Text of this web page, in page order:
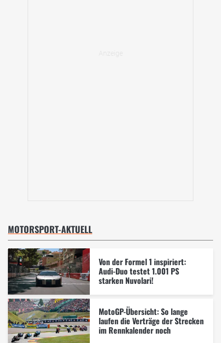
MOTORSPORT-AKTUELL
Von der Formel 1 inspiriert:
Audi-Duo testet 1.001 PS
starken Nuvolari!
MotoGP-Übersicht: So lange
laufen die Verträge der Strecken
im Rennkalender noch